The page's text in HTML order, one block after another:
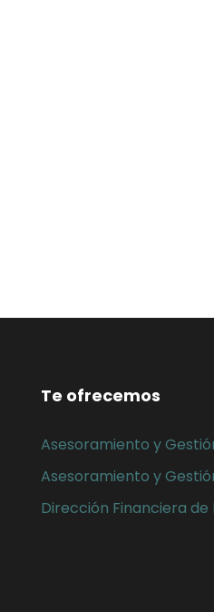
Te ofrecemos
Asesoramiento y
Asesoramiento y
Dirección Financiera de